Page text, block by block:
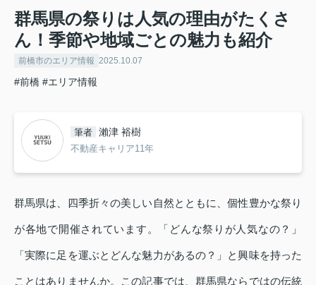
群馬県の祭りは人気の理由がたくさ
ん！季節や地域ごとの魅力も紹介
前橋市のエリア情報 2025.10.07
#前橋 #エリア情報
筆者 瀨津 裕樹
不動産キャリア11年
群馬県は、四季折々の美しい自然とともに、個性豊かな祭り
が各地で開催されています。「どんな祭りが人気なの？」
「実際に足を運ぶとどんな魅力があるの？」と興味を持った
ことはありませんか。この記事では、群馬県ならではの伝統